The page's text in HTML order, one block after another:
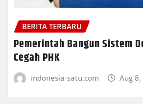
BERITA TERBARU
Pemerintah Bangun Sistem
Cegah PHK
indonesia-satu.com Aug